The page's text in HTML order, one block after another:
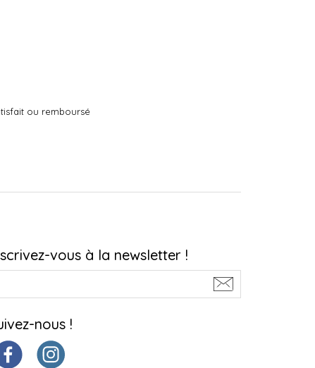
ou remboursé
vous à la newsletter !
nous !